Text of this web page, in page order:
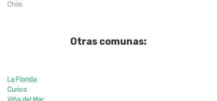
Chile.
Otras comunas:
La Florida
Curico